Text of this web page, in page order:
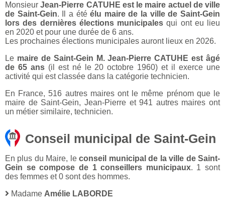
MonsieurJean-Pierre CATUHE est le maire actuel de ville
de Saint-Gein. Il a étéélu maire de la ville de Saint-Gein
lors des dernières élections municipales qui ont eu lieu
en 2020 et pour une durée de 6 ans.
Les prochaines élections municipales auront lieux en 2026.
Le maire de Saint-Gein M. Jean-Pierre CATUHE est âgé
de 65 ans(il est né le 20 octobre 1960) et il exerce une
activité qui est classée dans la catégorie technicien.
En France, 516 autres maires ont le même prénom que le
maire de Saint-Gein, Jean-Pierre et 941 autres maires ont
un métier similaire, technicien.
Conseil municipal de Saint-Gein
En plus du Maire, leconseil municipal de la ville de Saint-
Gein se compose de 1 conseillers municipaux. 1 sont
des femmes et 0 sont des hommes.
Madame Amélie LABORDE